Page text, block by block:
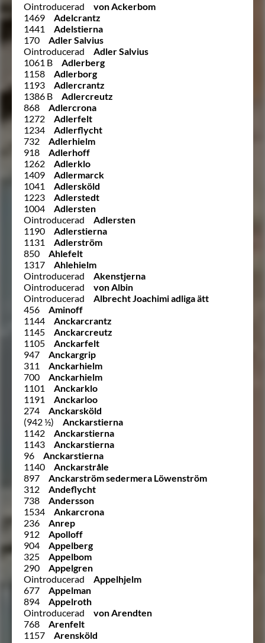
Ointroducerad
von Ackerbom
1469
Adelcrantz
1441
Adelstierna
170
Adler Salvius
Ointroducerad
Adler Salvius
1061 B
Adlerberg
1158
Adlerborg
1193
Adlercrantz
1386 B
Adlercreutz
868
Adlercrona
1272
Adlerfelt
1234
Adlerflycht
732
Adlerhielm
918
Adlerhoff
1262
Adlerklo
1409
Adlermarck
1041
Adlersköld
1223
Adlerstedt
1004
Adlersten
Ointroducerad
Adlersten
1190
Adlerstierna
1131
Adlerström
850
Ahlefelt
1317
Ahlehielm
Ointroducerad
Akenstjerna
Ointroducerad
von Albin
Ointroducerad
Albrecht Joachimi adliga ätt
456
Aminoff
1144
Anckarcrantz
1145
Anckarcreutz
1105
Anckarfelt
947
Anckargrip
311
Anckarhielm
700
Anckarhielm
1101
Anckarklo
1191
Anckarloo
274
Anckarsköld
(942 ½)
Anckarstierna
1142
Anckarstierna
1143
Anckarstierna
96
Anckarstierna
1140
Anckarstråle
897
Anckarström sedermera Löwenström
312
Andeflycht
738
Andersson
1534
Ankarcrona
236
Anrep
912
Apolloff
904
Appelberg
325
Appelbom
290
Appelgren
Ointroducerad
Appelhjelm
677
Appelman
894
Appelroth
Ointroducerad
von Arendten
768
Arenfelt
1157
Arensköld